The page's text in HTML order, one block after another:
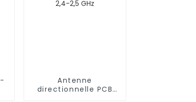
Antenne
directionnelle PCB